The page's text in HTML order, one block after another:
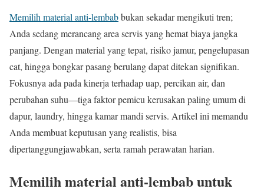
Memilih material anti-lembabbukan sekadar mengikuti tren;
Anda sedang merancang area servis yang hemat biaya jangka
panjang. Dengan material yang tepat, risiko jamur, pengelupasan
cat, hingga bongkar pasang berulang dapat ditekan signifikan.
Fokusnya ada pada kinerja terhadap uap, percikan air, dan
perubahan suhu—tiga faktor pemicu kerusakan paling umum di
dapur, laundry, hingga kamar mandi servis. Artikel ini memandu
Anda membuat keputusan yang realistis, bisa
dipertanggungjawabkan, serta ramah perawatan harian.
Memilih material anti-lembab untuk